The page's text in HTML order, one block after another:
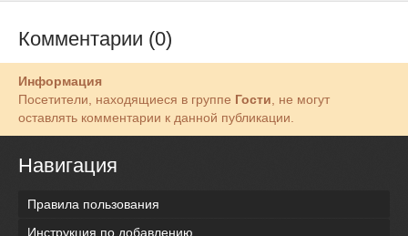
Комментарии (0)
Информация
Посетители, находящиеся в группе Гости, не могут
оставлять комментарии к данной публикации.
Навигация
Правила пользования
Инструкция по добавлению